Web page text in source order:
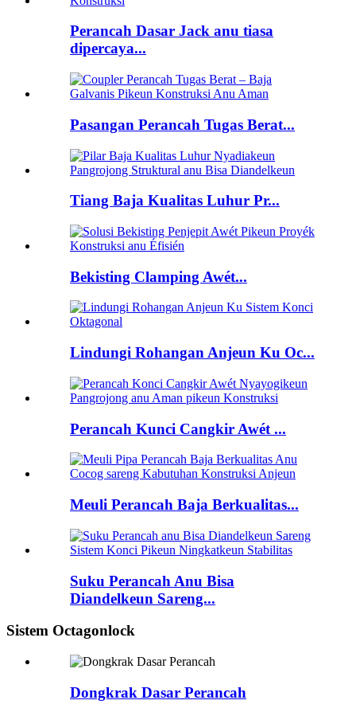
Perancah Dasar Jack anu tiasa
dipercaya...
Pasangan Perancah Tugas Berat...
Tiang Baja Kualitas Luhur Pr...
Bekisting Clamping Awét...
Lindungi Rohangan Anjeun Ku Oc...
Perancah Kunci Cangkir Awét ...
Meuli Perancah Baja Berkualitas...
Suku Perancah Anu Bisa
Diandelkeun Sareng...
Sistem Octagonlock
Dongkrak Dasar Perancah